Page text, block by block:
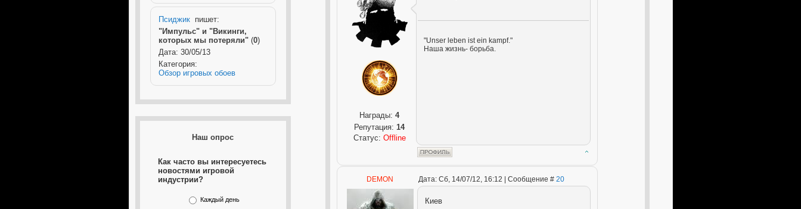
Псиджикпишет:
"Импульс" и "Викинги,
которых мы потеряли" (0)
Дата: 30/05/13
Категория:
Обзор игровых обоев
Наш опрос
Как часто вы интересуетесь
новостями игровой
индустрии?
Каждый день
Награды: 4
Репутация: 14
Статус: Offline
"Unser leben ist ein kampf."
Наша жизнь- борьба.
DEMON Дата: Сб, 14/07/12, 16:12 | Сообщение # 20
Киев